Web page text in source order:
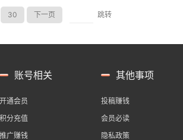
30 下一页 跳转
账号相关
开通会员
积分充值
推广赚钱
其他事项
投稿赚钱
会员必读
隐私政策